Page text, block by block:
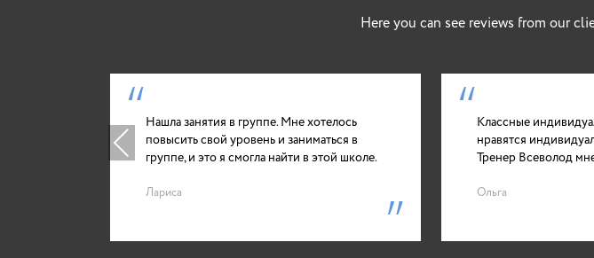
Here you can see reviews from our
Нашла занятия в группе. Мне хотелось
повысить свой уровень и заниматься в
группе, и это я смогла найти в этой школе.
Лариса
Классные
нравятся
Тренер Всеволод
Ольга
Previous